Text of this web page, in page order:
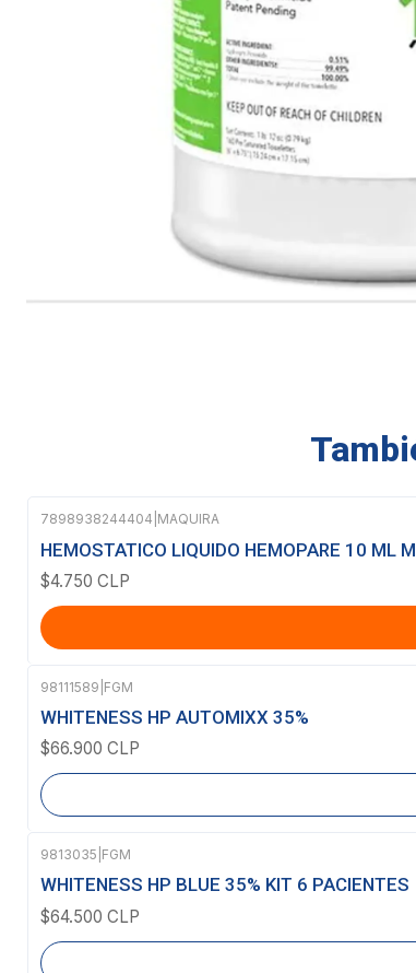
7898938244404 MAQUIRA
HEMOSTATICO LIQUIDO HEMOPARE 10 ML
$4.750 CLP
Agotado
98111589 FGM
WHITENESS HP AUTOMIXX 35%
$66.900 CLP
Agotado
9813035 FGM
WHITENESS HP BLUE 35% KIT 6 PACIENTES
$64.500 CLP